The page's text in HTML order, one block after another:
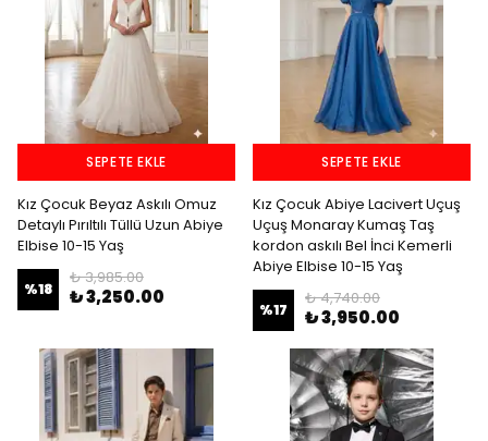
SEPETE EKLE
Kız Çocuk Beyaz Askılı Omuz
Detaylı Pırıltılı Tüllü Uzun Abiye
Elbise 10-15 Yaş
%18
₺ 3,985.00
₺ 3,250.00
SEPETE EKLE
Kız Çocuk Abiye Lacivert Uçuş
Uçuş Monaray Kumaş Taş
kordon askılı Bel İnci Kemerli
Abiye Elbise 10-15 Yaş
%17
₺ 4,740.00
₺ 3,950.00